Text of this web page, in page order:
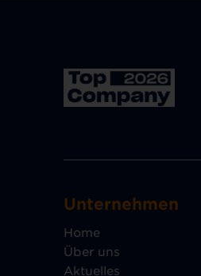
Unternehmen
Home
Über uns
Aktuelles